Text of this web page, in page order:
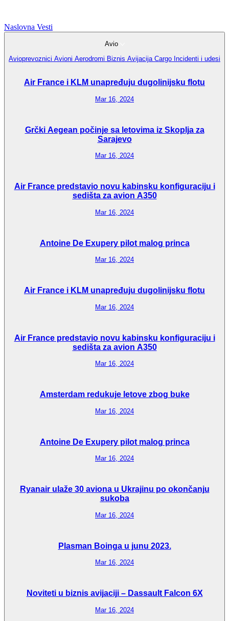
Naslovna Vesti
Avio
Avioprevoznici Avioni Aerodromi Biznis Avijacija Cargo Incidenti i udesi
Air France i KLM unapređuju dugolinijsku flotu
Mar 16, 2024
Grčki Aegean počinje sa letovima iz Skoplja za
Sarajevo
Mar 16, 2024
Air France predstavio novu kabinsku konfiguraciju i
sedišta za avion A350
Mar 16, 2024
Antoine De Exupery pilot malog princa
Mar 16, 2024
Air France i KLM unapređuju dugolinijsku flotu
Mar 16, 2024
Air France predstavio novu kabinsku konfiguraciju i
sedišta za avion A350
Mar 16, 2024
Amsterdam redukuje letove zbog buke
Mar 16, 2024
Antoine De Exupery pilot malog princa
Mar 16, 2024
Ryanair ulaže 30 aviona u Ukrajinu po okončanju
sukoba
Mar 16, 2024
Plasman Boinga u junu 2023.
Mar 16, 2024
Noviteti u biznis avijaciji – Dassault Falcon 6X
Mar 16, 2024